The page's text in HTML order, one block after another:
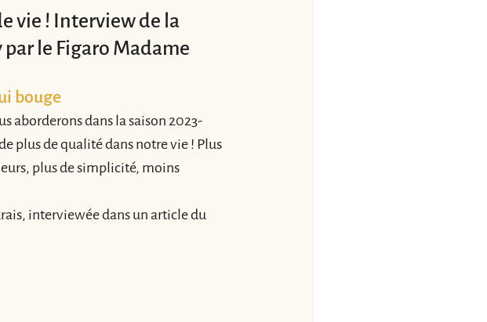
vie ! Interview de la
le Figaro Madame
bouge
aborderons dans la saison 2023-
plus de qualité dans notre vie ! Plus
plus de simplicité, moins
interviewée dans un article du